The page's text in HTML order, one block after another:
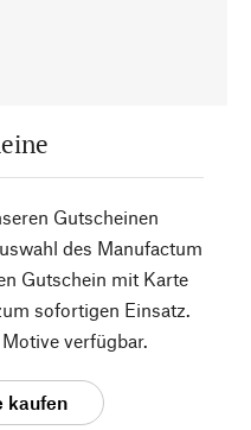
Gutscheinen
des Manufactum
Gutschein mit Karte
sofortigen Einsatz.
verfügbar.
kaufen